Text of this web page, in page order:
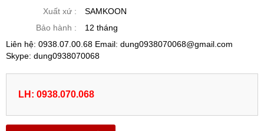
Xuất xứ :
SAMKOON
Bảo hành :
12 tháng
Liên hệ: 0938.07.00.68 Email: dung0938070068@gmail.com
Skype: dung0938070068
LH: 0938.070.068